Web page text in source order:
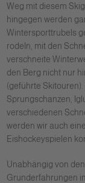
Weg mit diesem
hingegen werden
Wintersporttrubels
rodeln, mit den
verschneite
den Berg nicht nur
(geführte
Sprungschanzen,
verschiedenen
werden wir auch
Eishockeyspielen
Unabhängig von
Grunderfahrungen